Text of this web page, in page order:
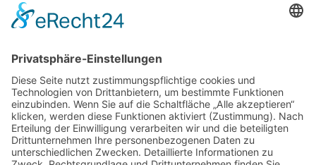
Urlaubsservice
Bücher, Karten & CD's
Ihre Anreise
Wetter